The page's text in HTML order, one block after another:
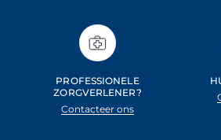
PROFESSIONELE
ZORGVERLENER?
Contacteer ons